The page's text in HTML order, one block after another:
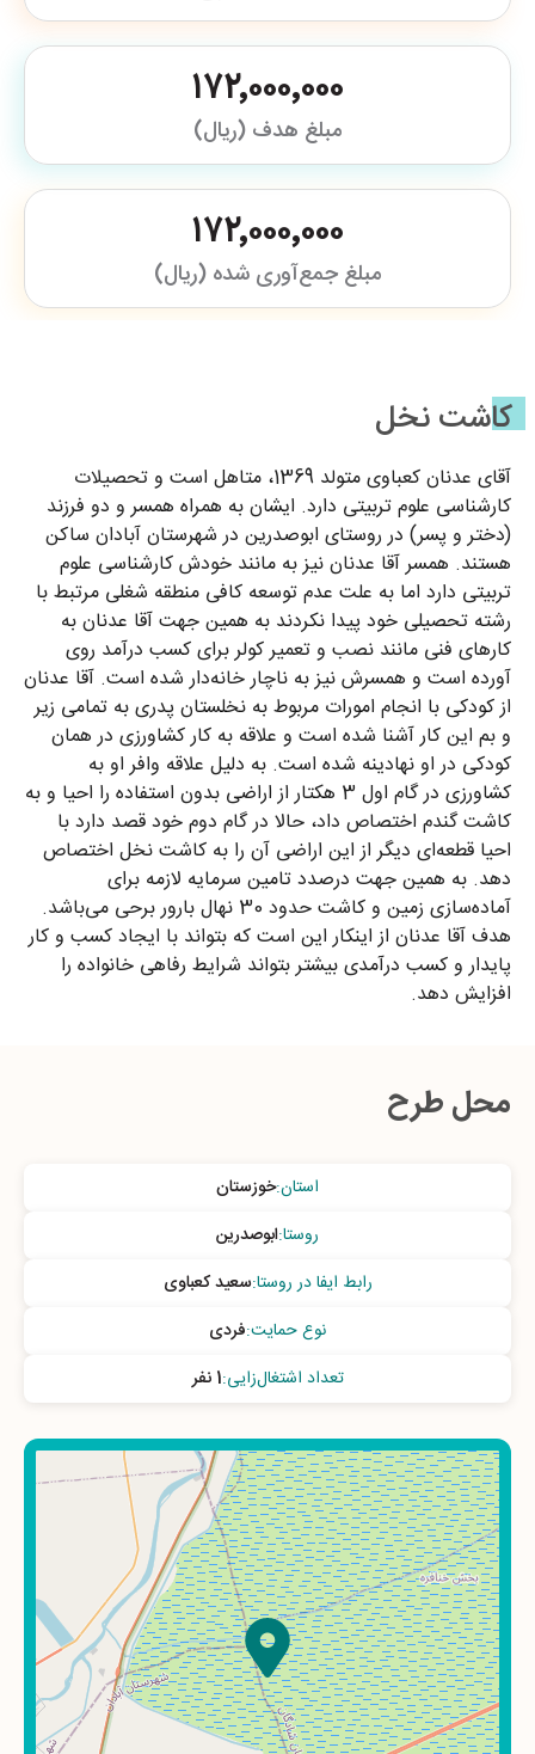
۱۷۲٬۰۰۰٬۰۰۰
مبلغ هدف (ریال)
۱۷۲٬۰۰۰٬۰۰۰
مبلغ جمع‌آوری شده (ریال)
کاشت نخل
آقای عدنان کعباوی متولد 1369، متاهل است و تحصیلات
کارشناسی علوم تربیتی دارد. ایشان به همراه همسر و دو فرزند
(دختر و پسر) در روستای ابوصدرین در شهرستان آبادان ساکن
هستند. همسر آقا عدنان نیز به مانند خودش کارشناسی علوم
تربیتی دارد اما به علت عدم توسعه کافی منطقه شغلی مرتبط با
رشته تحصیلی‌ خود پیدا نکردند به همین جهت آقا عدنان به
کارهای فنی مانند نصب و تعمیر کولر برای کسب درآمد روی
آورده است و همسرش نیز به ناچار خانه‌دار شده است. آقا عدنان
از کودکی با انجام امورات مربوط به نخلستان پدری به تمامی زیر
و بم این کار آشنا شده است و علاقه به کار کشاورزی در همان
کودکی در او نهادینه شده است. به دلیل علاقه وافر او به
کشاورزی در گام اول 3 هکتار از اراضی بدون استفاده را احیا و به
کاشت گندم اختصاص داد، حالا در گام دوم خود قصد دارد با
احیا قطعه‌ای دیگر از این اراضی آن را به کاشت نخل اختصاص
دهد. به همین جهت درصدد تامین سرمایه لازمه برای
آماده‌سازی زمین و کاشت حدود 30 نهال بارور برحی می‌باشد.
هدف آقا عدنان از اینکار این است که بتواند با ایجاد کسب و کار
پایدار و کسب درآمدی بیشتر بتواند شرایط رفاهی خانواده را
افزایش دهد.
محل طرح
استان:خوزستان
روستا:ابوصدرین
رابط ایفا در روستا:سعید کعباوی
نوع حمایت:فردی
تعداد اشتغال‌زایی:1 نفر